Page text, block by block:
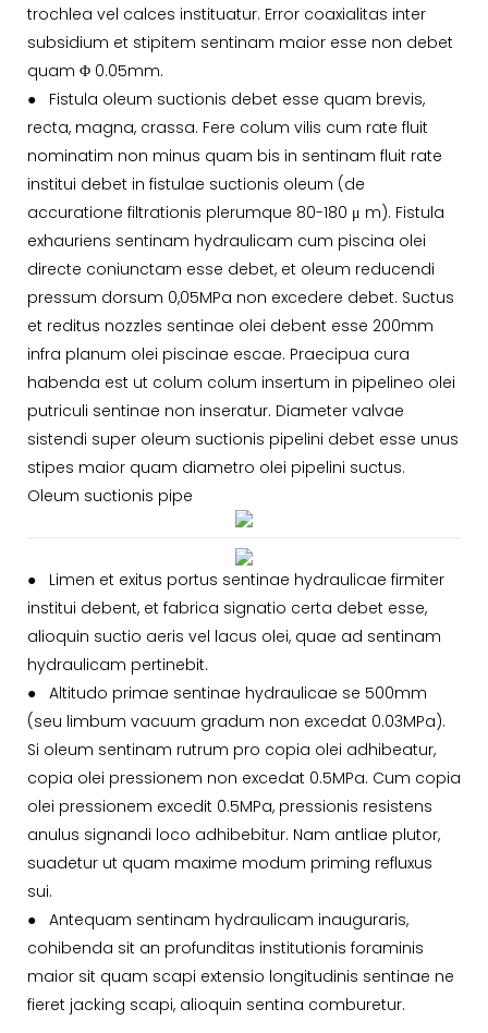
trochlea vel calces instituatur. Error coaxialitas inter
subsidium et stipitem sentinam maior esse non debet
quam Φ 0.05mm.
●
Fistula oleum suctionis debet esse quam brevis,
recta, magna, crassa. Fere colum vilis cum rate fluit
nominatim non minus quam bis in sentinam fluit rate
institui debet in fistulae suctionis oleum (de
accuratione filtrationis plerumque 80-180 μ m). Fistula
exhauriens sentinam hydraulicam cum piscina olei
directe coniunctam esse debet, et oleum reducendi
pressum dorsum 0,05MPa non excedere debet. Suctus
et reditus nozzles sentinae olei debent esse 200mm
infra planum olei piscinae escae. Praecipua cura
habenda est ut colum colum insertum in pipelineo olei
putriculi sentinae non inseratur. Diameter valvae
sistendi super oleum suctionis pipelini debet esse unus
stipes maior quam diametro olei pipelini suctus.
Oleum suctionis pipe
●
Limen et exitus portus sentinae hydraulicae firmiter
institui debent, et fabrica signatio certa debet esse,
alioquin suctio aeris vel lacus olei, quae ad sentinam
hydraulicam pertinebit.
● Altitudo primae sentinae hydraulicae se 500mm
(seu limbum vacuum gradum non excedat 0.03MPa).
Si oleum sentinam rutrum pro copia olei adhibeatur,
copia olei pressionem non excedat 0.5MPa. Cum copia
olei pressionem excedit 0.5MPa, pressionis resistens
anulus signandi loco adhibebitur. Nam antliae plutor,
suadetur ut quam maxime modum priming refluxus
sui.
● Antequam sentinam hydraulicam inauguraris,
cohibenda sit an profunditas institutionis foraminis
maior sit quam scapi extensio longitudinis sentinae ne
fieret jacking scapi, alioquin sentina comburetur.